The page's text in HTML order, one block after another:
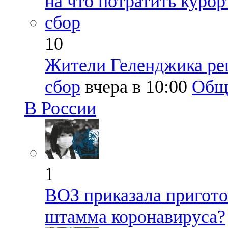
10
Жители Геленджика
сбор вчера в 10:00
В России
1
ВОЗ приказала
штамма коронавируса?